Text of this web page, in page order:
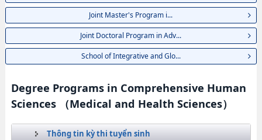
Joint Master's Program i...
Joint Doctoral Program in Adv...
School of Integrative and Glo...
Degree Programs in Comprehensive Human
Sciences （Medical and Health Sciences）
Thông tin kỳ thi tuyển sinh